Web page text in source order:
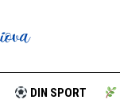
DIN SPORT